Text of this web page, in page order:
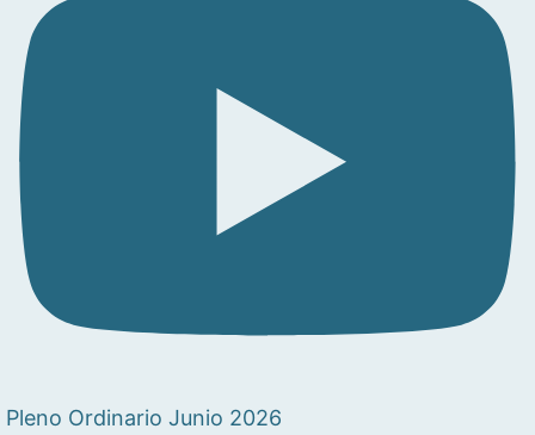
Pleno Ordinario Junio 2026